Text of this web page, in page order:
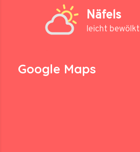
Näfels
leicht bewölkt
Google Maps